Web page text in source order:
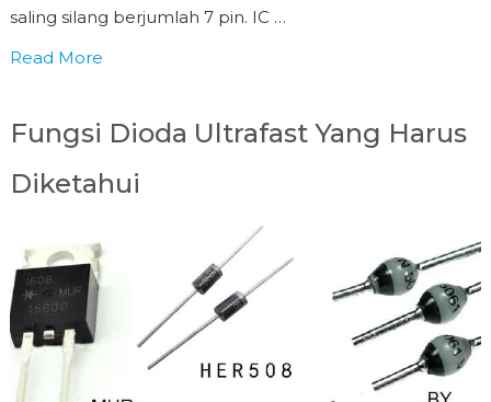
saling silang berjumlah 7 pin. IC …
Read More
Fungsi Dioda Ultrafast Yang Harus
Diketahui